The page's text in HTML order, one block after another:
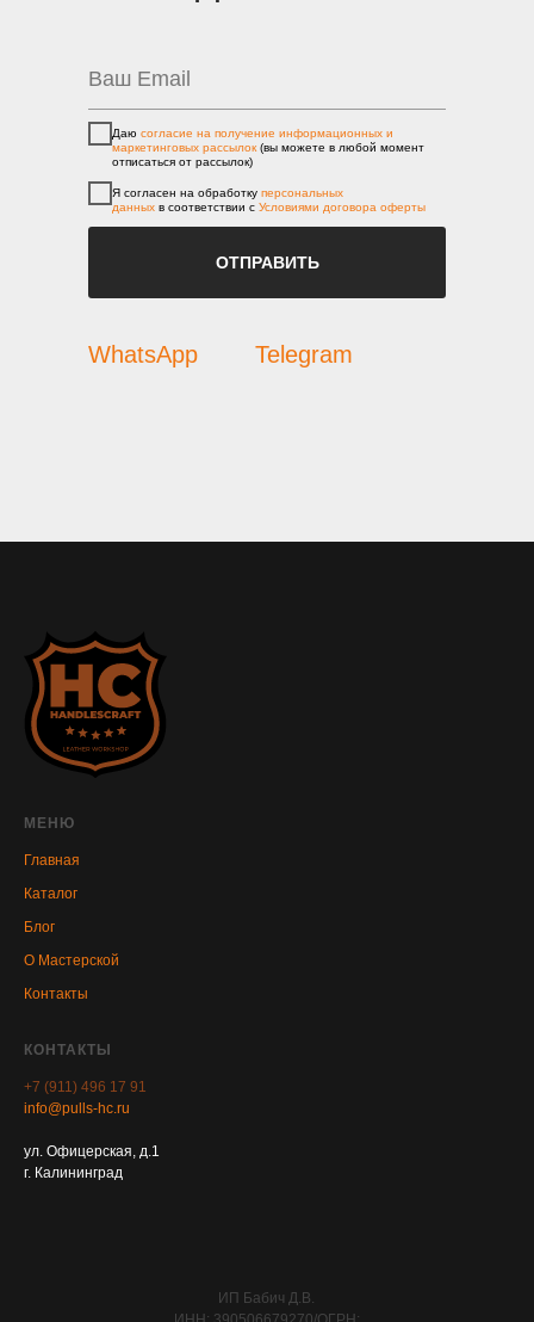
Даю согласие на получение информационных и
маркетинговых рассылок (вы можете в любой момент
отписаться от рассылок)
Я согласен на обработку персональных
данных в соответствии с Условиями договора оферты
ОТПРАВИТЬ
WhatsApp Telegram
МЕНЮ
Главная
Каталог
Блог
О Мастерской
Контакты
КОНТАКТЫ
+7 (911) 496 17 91
info@pulls-hc.ru
ул. Офицерская, д.1
г. Калининград
ИП Бабич Д.В.